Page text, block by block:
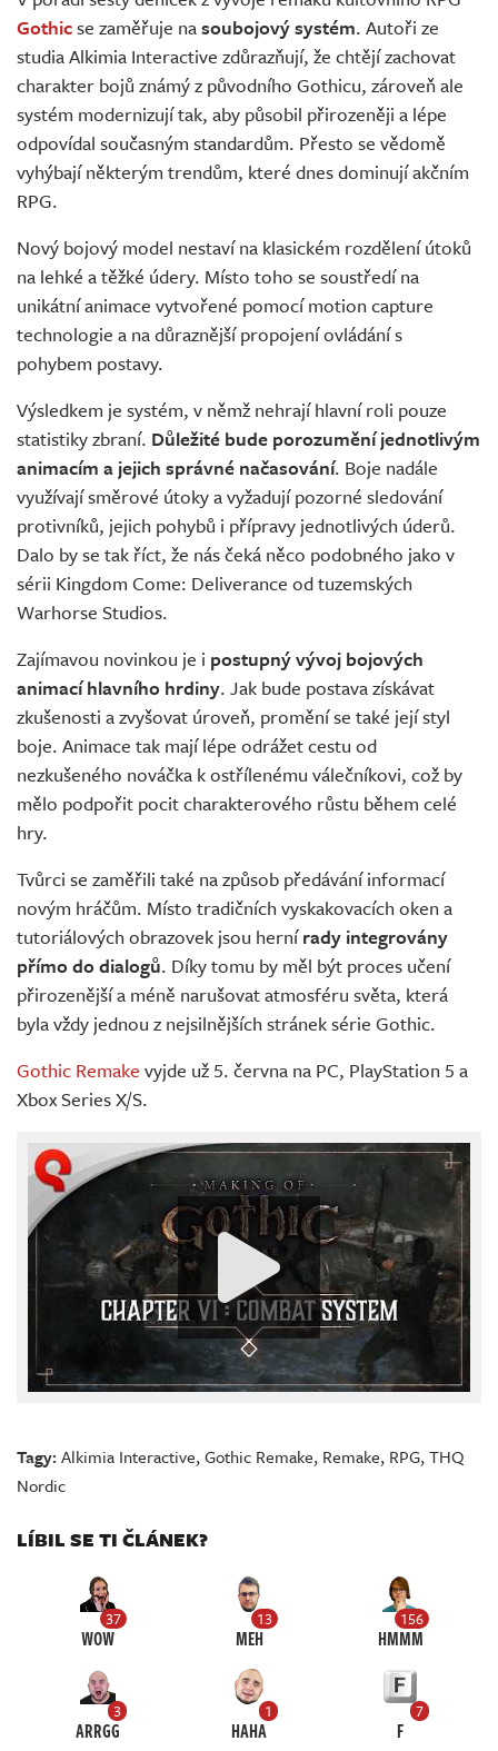
Živě
Gothicse zaměřuje nasoubojový systém. Autoři ze
studia Alkimia Interactive zdůrazňují, že chtějí zachovat
charakter bojů známý z původního Gothicu, zároveň ale
systém modernizují tak, aby působil přirozeněji a lépe
odpovídal současným standardům. Přesto se vědomě
vyhýbají některým trendům, které dnes dominují akčním
RPG.
Nový bojový model nestaví na klasickém rozdělení útoků
na lehké a těžké údery. Místo toho se soustředí na
unikátní animace vytvořené pomocí motion capture
technologie a na důraznější propojení ovládání s
pohybem postavy.
Výsledkem je systém, v němž nehrají hlavní roli pouze
statistiky zbraní. Důležité bude porozumění jednotlivým
animacím a jejich správné načasování. Boje nadále
využívají směrové útoky a vyžadují pozorné sledování
protivníků, jejich pohybů i přípravy jednotlivých úderů.
Dalo by se tak říct, že nás čeká něco podobného jako v
sérii Kingdom Come: Deliverance od tuzemských
Warhorse Studios.
Zajímavou novinkou je i postupný vývoj bojových
animací hlavního hrdiny. Jak bude postava získávat
zkušenosti a zvyšovat úroveň, promění se také její styl
boje. Animace tak mají lépe odrážet cestu od
nezkušeného nováčka k ostřílenému válečníkovi, což by
mělo podpořit pocit charakterového růstu během celé
hry.
Tvůrci se zaměřili také na způsob předávání informací
novým hráčům. Místo tradičních vyskakovacích oken a
tutoriálových obrazovek jsou hernírady integrovány
přímo do dialogů. Díky tomu by měl být proces učení
přirozenější a méně narušovat atmosféru světa, která
byla vždy jednou z nejsilnějších stránek série Gothic.
Gothic Remake vyjde už 5. června na PC, PlayStation 5 a
Xbox Series X/S.
Tagy:Alkimia Interactive,Gothic Remake, Remake, RPG,THQ
Nordic
LÍBIL SE TI ČLÁNEK?
37
WOW
13
MEH
156
HMMM
3
ARRGG
1
HAHA
7
F